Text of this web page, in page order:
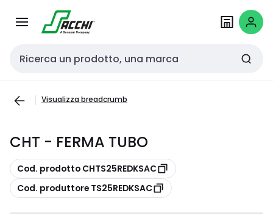
navigazionecontenuto
Cerca input
Visualizza breadcrumb
CHT - FERMA TUBO
copia
Cod. prodotto CHTS25REDKSAC
copia
Cod. produttore TS25REDKSAC